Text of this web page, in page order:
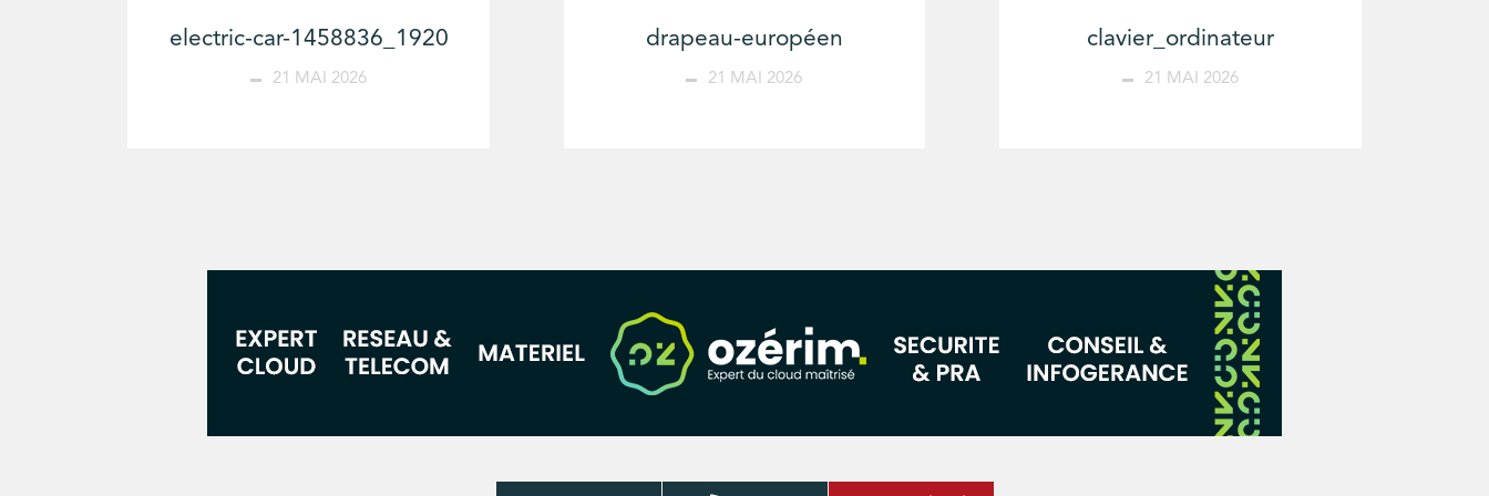
electric-car-1458836_1920
21 MAI 2026
drapeau-européen
21 MAI 2026
clavier_ordinateur
21 MAI 2026